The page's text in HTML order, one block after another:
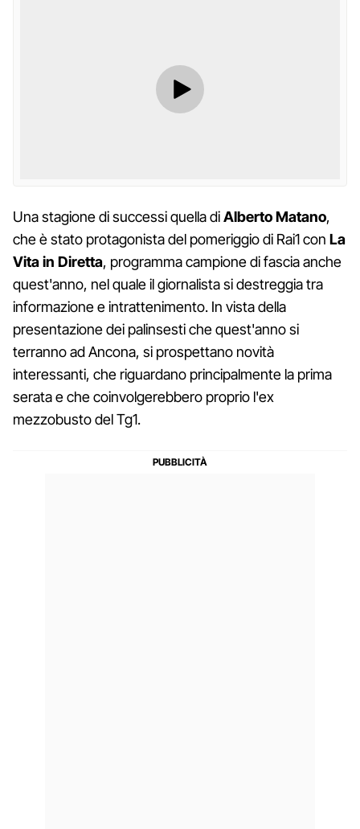
Una stagione di successi quella diAlberto Matano,
che è stato protagonista del pomeriggio di Rai1 con La
Vita in Diretta, programma campione di fascia anche
quest'anno, nel quale il giornalista si destreggia tra
informazione e intrattenimento. In vista della
presentazione dei palinsesti che quest'anno si
terranno ad Ancona, si prospettano novità
interessanti, che riguardano principalmente la prima
serata e che coinvolgerebbero proprio l'ex
mezzobusto del Tg1.